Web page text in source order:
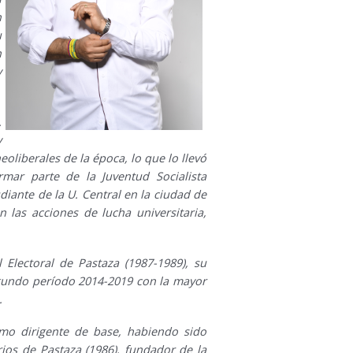
de la época, lo que lo llevó
parte de la Juventud Socialista
de la U. Central en la ciudad de
acciones de lucha universitaria,
de Pastaza (1987-1989), su
período 2014-2019 con la mayor
dirigente de base, habiendo sido
de Pastaza (1986), fundador de la